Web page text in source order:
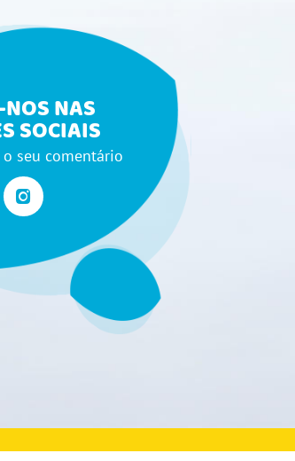
NAS
SOCIAIS
seu comentário